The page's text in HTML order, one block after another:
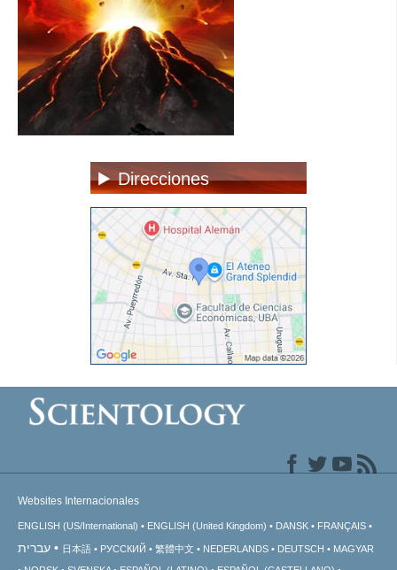
Direcciones
Websites Internacionales
ENGLISH (US/International) ENGLISH (United Kingdom) DANSK FRANÇAIS
עברית 日本語 РУССКИЙ 繁體中文 NEDERLANDS DEUTSCH
MAGYAR